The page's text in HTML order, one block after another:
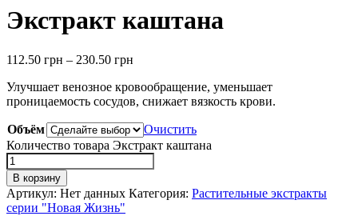
Экстракт каштана
112.50 грн – 230.50 грн
Улучшает венозное кровообращение, уменьшает
проницаемость сосудов, снижает вязкость крови.
Объём
Очистить
Количество товара Экстракт каштана
В корзину
Артикул: Нет данных Категория: Растительные экстракты
серии "Новая Жизнь"